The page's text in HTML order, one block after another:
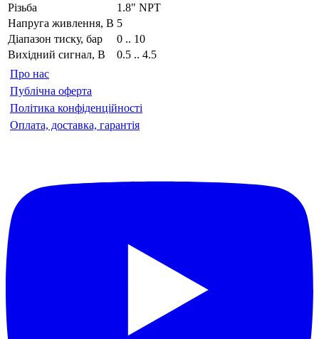
Різьба
1.8" NPT
Напруга живлення, В 5
Діапазон тиску, бар
0 .. 10
Вихідний сигнал, В
0.5 .. 4.5
Про нас
Публічна оферта
Політика конфіденційності
Оплата, доставка, гарантія